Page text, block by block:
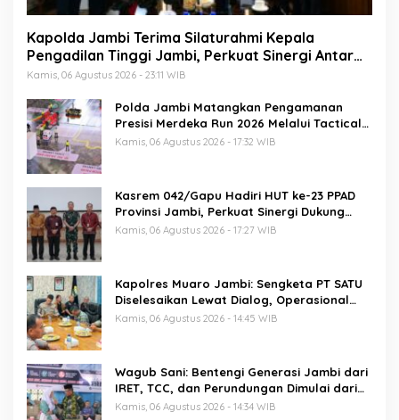
Kapolda Jambi Terima Silaturahmi Kepala
Pengadilan Tinggi Jambi, Perkuat Sinergi Antar
Lembaga Penegak Hukum
Kamis, 06 Agustus 2026 - 23:11 WIB
Polda Jambi Matangkan Pengamanan
Presisi Merdeka Run 2026 Melalui Tactical
Floor Game
Kamis, 06 Agustus 2026 - 17:32 WIB
Kasrem 042/Gapu Hadiri HUT ke-23 PPAD
Provinsi Jambi, Perkuat Sinergi Dukung
Program Pemerintah
Kamis, 06 Agustus 2026 - 17:27 WIB
Kapolres Muaro Jambi: Sengketa PT SATU
Diselesaikan Lewat Dialog, Operasional
PKS Tetap Berjalan
Kamis, 06 Agustus 2026 - 14:45 WIB
Wagub Sani: Bentengi Generasi Jambi dari
IRET, TCC, dan Perundungan Dimulai dari
Sekolah
Kamis, 06 Agustus 2026 - 14:34 WIB